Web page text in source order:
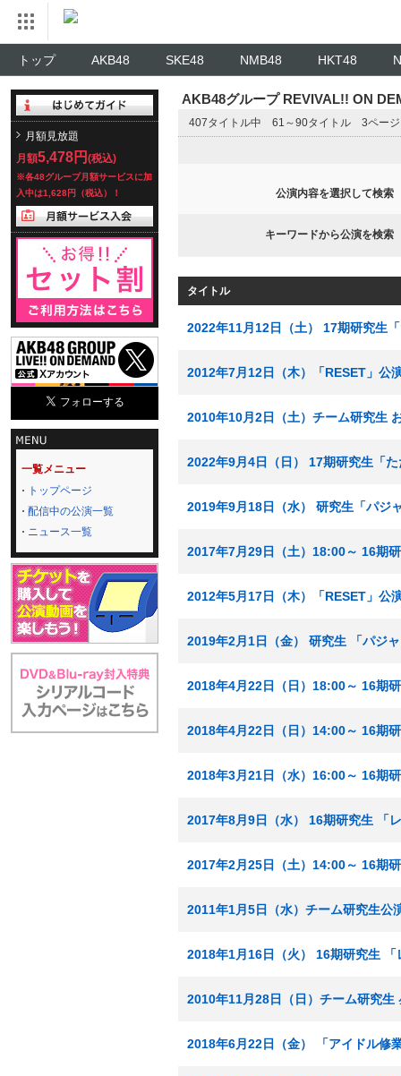
トップ AKB48 SKE48 NMB48 HKT48
月額見放題
月額5,478円 (税込)
※各48グループ月額サービスに加
入中は1,628円（税込）！
一覧メニュー
トップページ
配信中の公演一覧
ニュース一覧
AKB48グループ REVIVAL!! ON
407タイトル中 61～90タイトル 3ページ
公演内容を選択して検索
キーワードから公演を検索
タイトル
2022年11月12日（土） 17期研究生
2012年7月12日（木）「RESET」公
2010年10月2日（土）チーム研究生
2022年9月4日（日） 17期研究生「
2019年9月18日（水） 研究生「パジ
2017年7月29日（土）18:00～ 16期
2012年5月17日（木）「RESET」公
2019年2月1日（金） 研究生 「パジ
2018年4月22日（日）18:00～ 16期
2018年4月22日（日）14:00～ 16期
2018年3月21日（水）16:00～ 16期
2017年8月9日（水） 16期研究生 「
2017年2月25日（土）14:00～ 16期
2011年1月5日（水）チーム研究生公
2018年1月16日（火） 16期研究生
2010年11月28日（日）チーム研究生
2018年6月22日（金） 「アイドル修